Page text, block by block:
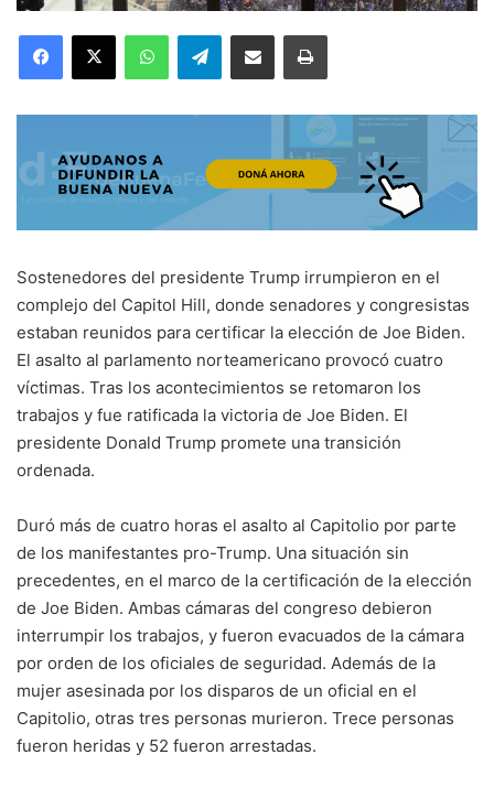
Telegram
Sostenedores del presidente Trump irrumpieron en el
complejo del Capitol Hill, donde senadores y congresistas
estaban reunidos para certificar la elección de Joe Biden.
El asalto al parlamento norteamericano provocó cuatro
víctimas. Tras los acontecimientos se retomaron los
trabajos y fue ratificada la victoria de Joe Biden. El
presidente Donald Trump promete una transición
ordenada.
Duró más de cuatro horas el asalto al Capitolio por parte
de los manifestantes pro-Trump. Una situación sin
precedentes, en el marco de la certificación de la elección
de Joe Biden. Ambas cámaras del congreso debieron
interrumpir los trabajos, y fueron evacuados de la cámara
por orden de los oficiales de seguridad. Además de la
mujer asesinada por los disparos de un oficial en el
Capitolio, otras tres personas murieron. Trece personas
fueron heridas y 52 fueron arrestadas.